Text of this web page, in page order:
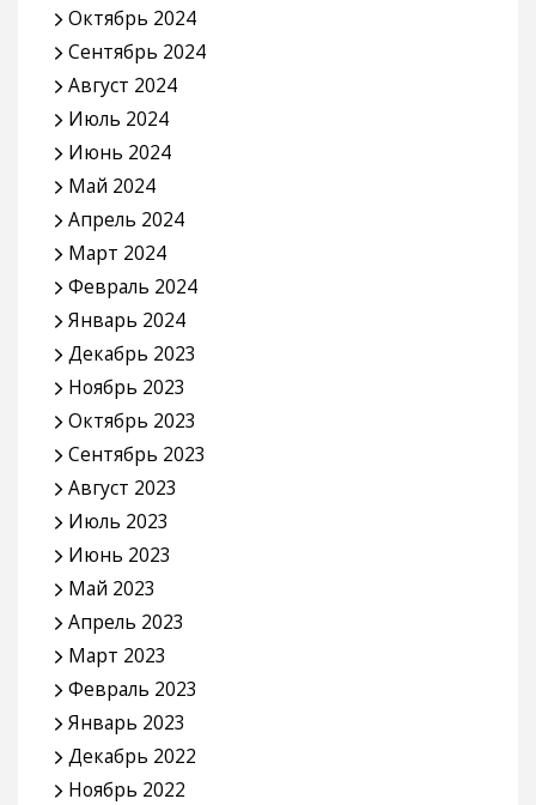
Октябрь 2024
Сентябрь 2024
Август 2024
Июль 2024
Июнь 2024
Май 2024
Апрель 2024
Март 2024
Февраль 2024
Январь 2024
Декабрь 2023
Ноябрь 2023
Октябрь 2023
Сентябрь 2023
Август 2023
Июль 2023
Июнь 2023
Май 2023
Апрель 2023
Март 2023
Февраль 2023
Январь 2023
Декабрь 2022
Ноябрь 2022